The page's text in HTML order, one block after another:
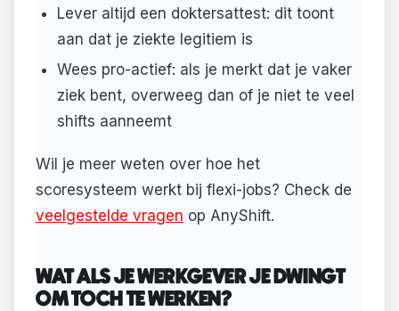
Lever altijd een doktersattest: dit toont
aan dat je ziekte legitiem is
Wees pro-actief: als je merkt dat je vaker
ziek bent, overweeg dan of je niet te veel
shifts aanneemt
Wil je meer weten over hoe het
scoresysteem werkt bij flexi-jobs? Check de
veelgestelde vragen op AnyShift.
WAT ALS JE WERKGEVER JE DWINGT
OM TOCH TE WERKEN?